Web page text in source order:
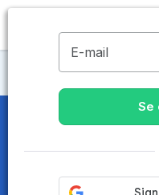
Maisons de retraite
Maisons de
Arpajon-
E-mail
Se